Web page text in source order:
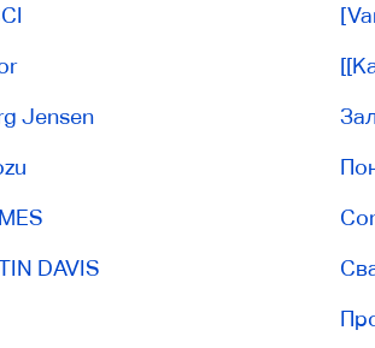
Jensen
DAVIS